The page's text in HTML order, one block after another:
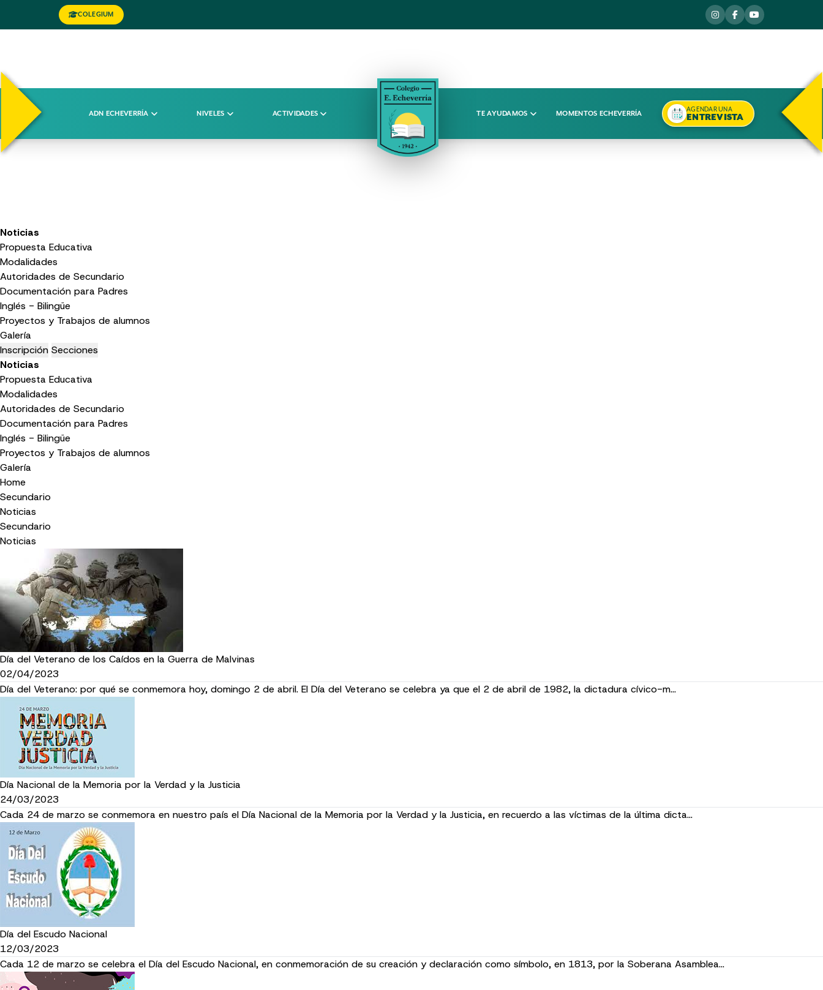
COLEGIUM
ADN ECHEVERRÍA NIVELES ACTIVIDADES TE AYUDAMOS MOMENTOS ECHEVERRÍA AGENDAR UNA
ENTREVISTA
Noticias
Propuesta Educativa
Modalidades
Autoridades de Secundario
Documentación para Padres
Inglés - Bilingüe
Proyectos y Trabajos de alumnos
Galería
Inscripción Secciones
Noticias
Propuesta Educativa
Modalidades
Autoridades de Secundario
Documentación para Padres
Inglés - Bilingüe
Proyectos y Trabajos de alumnos
Galería
Home
Secundario
Noticias
Secundario
Noticias
Día del Veterano de los Caídos en la Guerra de Malvinas
02/04/2023
Día del Veterano: por qué se conmemora hoy, domingo 2 de abril. El Día del Veterano se celebra ya que el 2 de abril de 1982, la dictadura cívico-m…
Día Nacional de la Memoria por la Verdad y la Justicia
24/03/2023
Cada 24 de marzo se conmemora en nuestro país el Día Nacional de la Memoria por la Verdad y la Justicia, en recuerdo a las víctimas de la última dicta…
Día del Escudo Nacional
12/03/2023
Cada 12 de marzo se celebra el Día del Escudo Nacional, en conmemoración de su creación y declaración como símbolo, en 1813, por la Soberana Asamblea…